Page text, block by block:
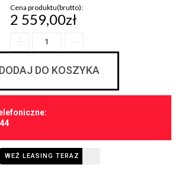
Cena produktu(brutto):
2 559,00zł
DODAJ DO KOSZYKA
WEŹ LEASING TERAZ